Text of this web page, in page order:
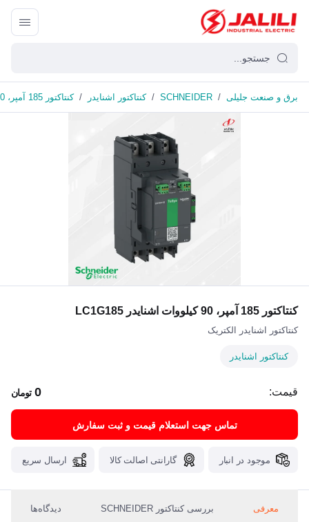
برق و صنعت جلیلی /
SCHNEIDER
/ کنتاکتور اشنایدر / کنتاکتور 185 آمپر، 90 کیلووات اشنایدر LC1G185
کنتاکتور 185 آمپر، 90 کیلووات اشنایدر LC1G185
کنتاکتور اشنایدر الکتریک
کنتاکتور اشنایدر
قیمت: 0 تومان
تماس جهت استعلام قیمت و ثبت سفارش
موجود در انبار گارانتی اصالت کالا ارسال سریع
معرفی بررسی کنتاکتور SCHNEIDER دیدگاه‌ها